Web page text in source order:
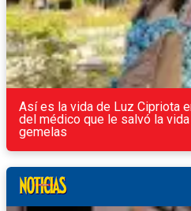
Así es la vida de Luz Cipriota
del médico que le salvó la
gemelas